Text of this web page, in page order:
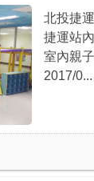
北投捷
捷運站
室內親
2017/0...